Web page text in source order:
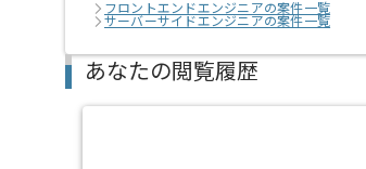
フロントエンドエンジニアの案件一覧
サーバーサイドエンジニアの案件一覧
あなたの閲覧履歴